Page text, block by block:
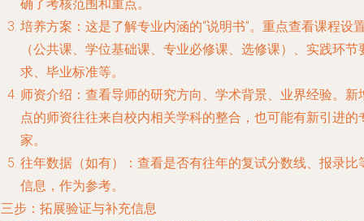
确了考核范围和重点。
培养方案 ：这是了解专业内涵的“说明书”。重点查看课程设
（公共课、学位基础课、专业必修课、选修课）、实践环节
求、毕业标准等。
师资介绍 ：查看导师的研究方向、学术背景、业界经验。新
点的师资往往来自校内相关学科的整合，也可能有新引进的
家。
往年数据（如有）
：查看是否有往年的复试分数线、报录比
信息，作为参考。
步：拓展验证与补充信息